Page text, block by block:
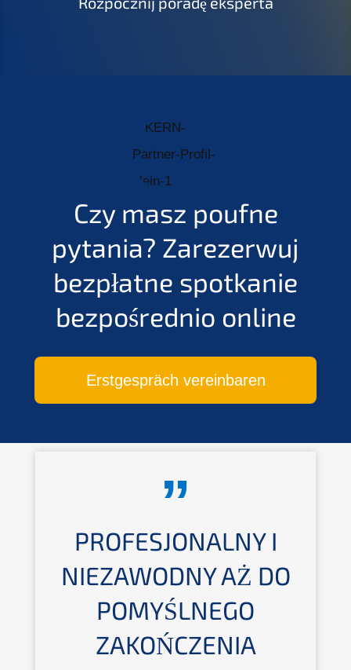
Czy masz poufne
pytania? Zarezerwuj
bezpłatne spotkanie
bezpośrednio online
Erstgespräch vereinbaren
PROFESJONALNY I
NIEZAWODNY AŻ DO
POMYŚLNEGO
ZAKOŃCZENIA